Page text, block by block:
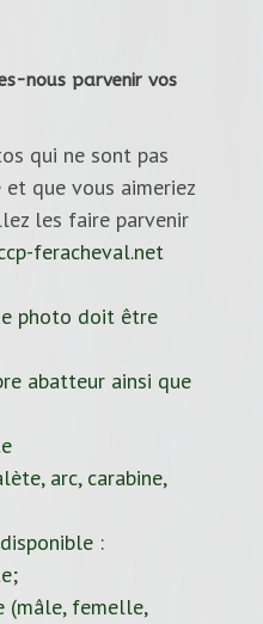
nous parvenir vos
qui ne sont pas
que vous aimeriez
les faire parvenir
feracheval.net
photo doit être
abatteur ainsi que
arc, carabine,
:
(mâle, femelle,